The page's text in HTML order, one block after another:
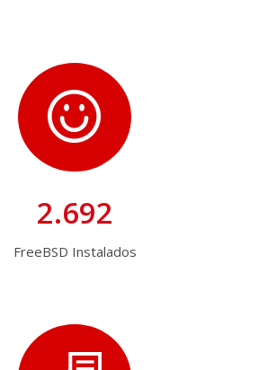
2.692
FreeBSD Instalados